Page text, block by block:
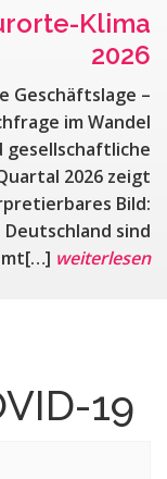
Klima
2026
Geschäftslage –
im Wandel
2026 zeigt
Bild:
sind
weiterlesen
19